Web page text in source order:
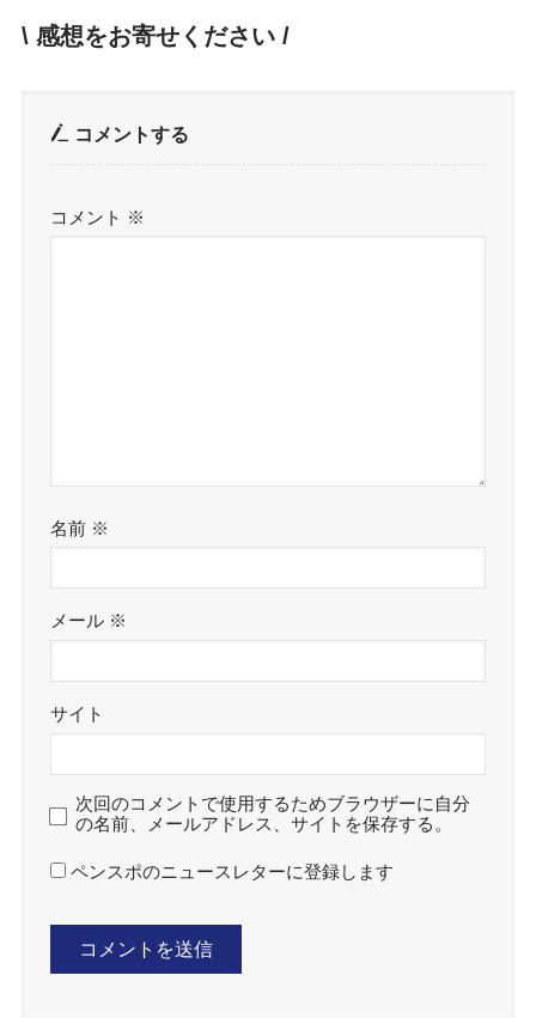
\ 感想をお寄せください /
コメントする
コメント ※
名前 ※
メール ※
サイト
次回のコメントで使用するためブラウザーに自分
の名前、メールアドレス、サイトを保存する。
ペンスポのニュースレターに登録します